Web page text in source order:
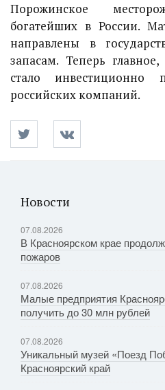
Порожинское
богатейших в России.
направлены в
запасам. Теперь
стало инвестиционно
российских компаний.
Новости
07.08.2026
В Красноярском крае
пожаров
07.08.2026
Малые предприятия
получить до 30 млн рублей
07.08.2026
Уникальный музей «Поезд
Красноярский край